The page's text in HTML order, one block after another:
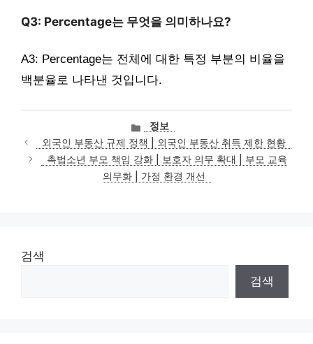
Q3: Percentage는 무엇을 의미하나요?
A3: Percentage는 전체에 대한 특정 부분의 비율을
백분율로 나타낸 것입니다.
카
테
고
리
정보
외국인 부동산 규제 정책 | 외국인 부동산 취득 제한 현황
촉법소년 부모 책임 강화 | 보호자 의무 확대 | 부모 교육
의무화 | 가정 환경 개선
검색
검색